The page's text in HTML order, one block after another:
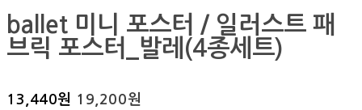
ballet 미니 포스터 / 일러스트 패
브릭 포스터_발레(4종세트)
13,440원 19,200원